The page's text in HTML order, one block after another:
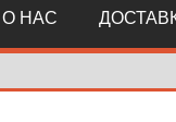
О НАС